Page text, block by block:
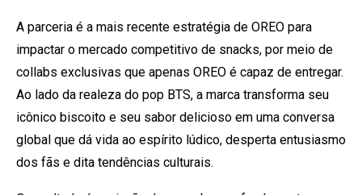
A parceria é a mais recente estratégia de OREO para
impactar o mercado competitivo de snacks, por meio de
collabs exclusivas que apenas OREO é capaz de entregar.
Ao lado da realeza do pop BTS, a marca transforma seu
icônico biscoito e seu sabor delicioso em uma conversa
global que dá vida ao espírito lúdico, desperta entusiasmo
dos fãs e dita tendências culturais.